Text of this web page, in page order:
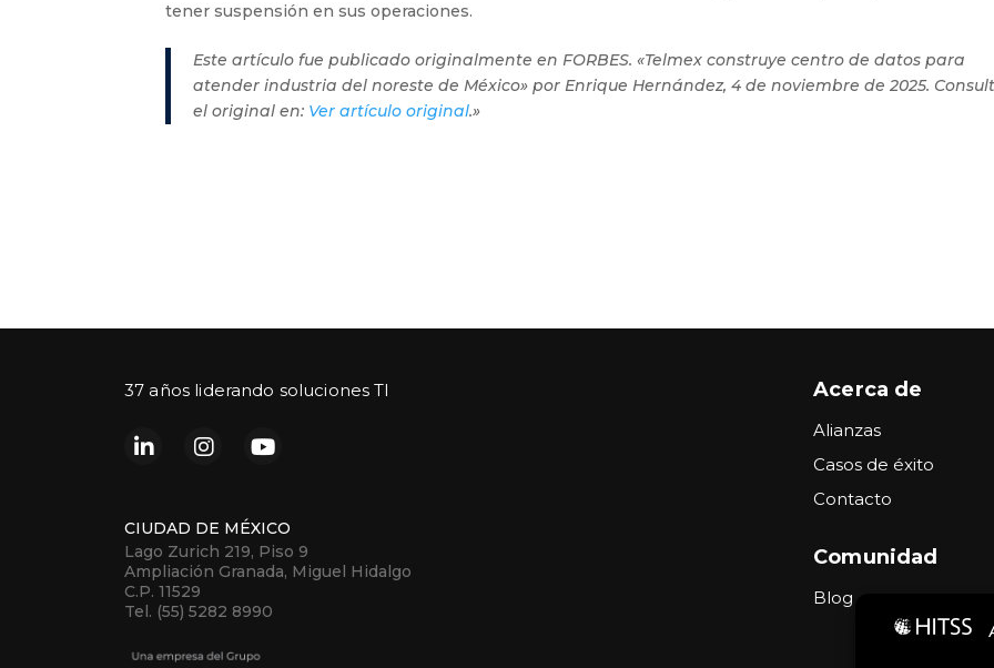
tener suspensión en sus operaciones.
Este artículo fue publicado originalmente en FORBES. «Telmex construye centro de datos para
atender industria del noreste de México» por Enrique Hernández, 4 de noviembre de 2025.
el original en: Ver artículo original.»
37 años liderando soluciones TI
CIUDAD DE MÉXICO
Lago Zurich 219, Piso 9
Ampliación Granada, Miguel Hidalgo
C.P. 11529
Tel. (55) 5282 8990
Acerca de
Alianzas
Casos de éxito
Contacto
Comunidad
Blog